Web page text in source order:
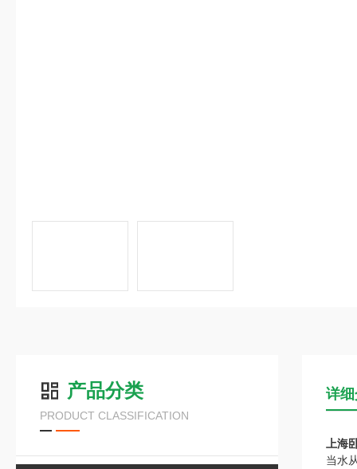
产品分类
PRODUCT CLASSIFICATION
详
上海
当水